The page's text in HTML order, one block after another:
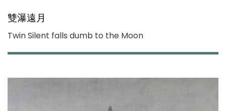
雙瀑遠月
Twin Silent falls dumb to the Moon